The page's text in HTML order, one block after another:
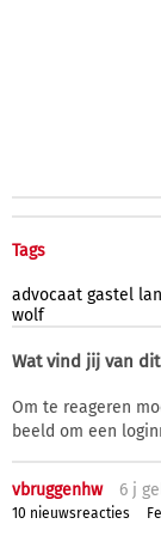
Tags
advocaat gastel
wolf
Wat vind jij van
Om te reageren
beeld om een
vbruggenhw 6 j
10 nieuwsreacties